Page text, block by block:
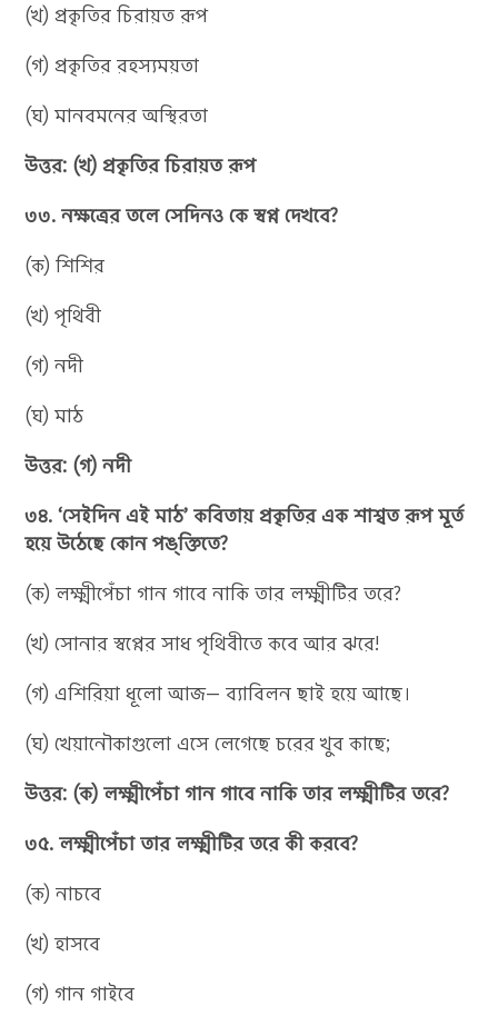
(খ) প্রকৃতির চিরায়ত রূপ
(গ) প্রকৃতির রহস্যময়তা
(ঘ) মানবমনের অস্থিরতা
উত্তর: (খ) প্রকৃতির চিরায়ত রূপ
৩৩. নক্ষত্রের তলে সেদিনও কে স্বপ্ন দেখবে?
(ক) শিশির
(খ) পৃথিবী
(গ) নদী
(ঘ) মাঠ
উত্তর: (গ) নদী
৩৪. ‘সেইদিন এই মাঠ’ কবিতায় প্রকৃতির এক শাশ্বত রূপ মূর্ত
হয়ে উঠেছে কোন পঙ্‌ক্তিতে?
(ক) লক্ষ্মীপেঁচা গান গাবে নাকি তার লক্ষ্মীটির তরে?
(খ) সোনার স্বপ্নের সাধ পৃথিবীতে কবে আর ঝরে!
(গ) এশিরিয়া ধূলো আজ— ব্যাবিলন ছাই হয়ে আছে।
(ঘ) খেয়ানৌকাগুলো এসে লেগেছে চরের খুব কাছে;
উত্তর: (ক) লক্ষ্মীপেঁচা গান গাবে নাকি তার লক্ষ্মীটির তরে?
৩৫. লক্ষ্মীপেঁচা তার লক্ষ্মীটির তরে কী করবে?
(ক) নাচবে
(খ) হাসবে
(গ) গান গাইবে